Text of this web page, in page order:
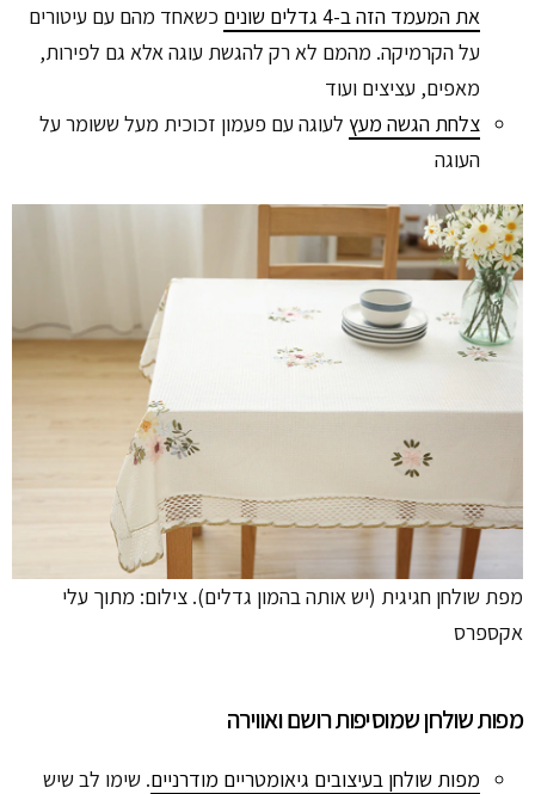
את המעמד הזה ב-4 גדלים שונים
כשאחד מהם עם עיטורים
על הקרמיקה. מהמם לא רק להגשת עוגה אלא גם לפירות,
מאפים, עציצים ועוד
צלחת הגשה מעץ לעוגה עם פעמון זכוכית מעל ששומר על
העוגה
מפת שולחן חגיגית (יש אותה בהמון גדלים). צילום: מתוך עלי
אקספרס
מפות שולחן שמוסיפות רושם ואווירה
מפות שולחן בעיצובים גיאומטריים מודרניים. שימו לב שיש